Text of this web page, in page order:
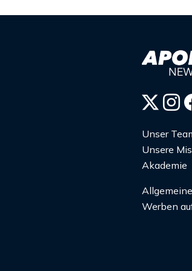
Unser
Unsere
Akademie
Werben